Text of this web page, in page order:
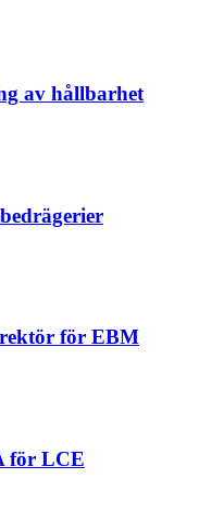
av hållbarhet
för EBM
för LCE